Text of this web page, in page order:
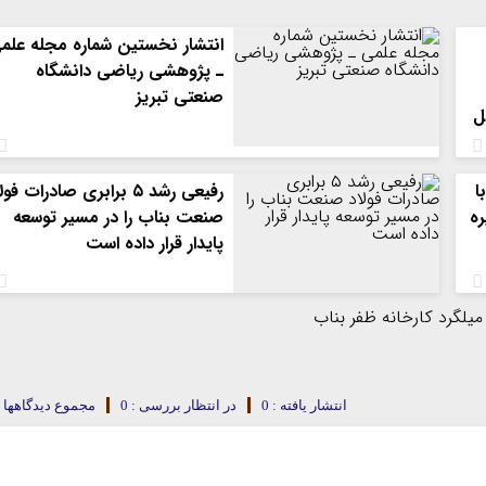
انتشار نخستین شماره مجله
ـ پژوهشی ریاضی دانشگاه
صنعتی تبریز
رفیعی رشد ۵ برابری صادرات
صنعت بناب را در مسیر توسعه
پایدار قرار داده است
مجموع دیدگاهها : در انتظار بررسی : 0 انتشار یافته : 0